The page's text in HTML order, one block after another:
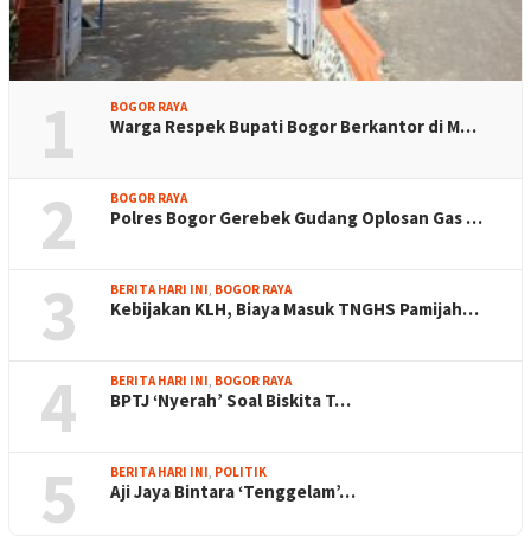
1 BOGOR RAYA
Warga Respek Bupati Bogor Berkantor di M…
2 BOGOR RAYA
Polres Bogor Gerebek Gudang Oplosan Gas …
3 BERITA HARI INI BOGOR RAYA
Kebijakan KLH, Biaya Masuk TNGHS Pamijah…
4 BERITA HARI INI BOGOR RAYA
BPTJ ‘Nyerah’ Soal Biskita T…
5 BERITA HARI INI POLITIK
Aji Jaya Bintara ‘Tenggelam’…